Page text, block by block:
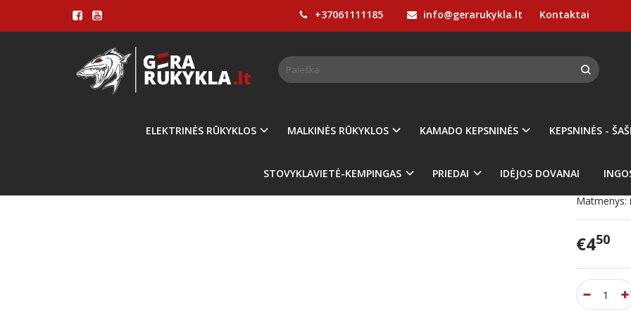
+37061111185 info@gerarukykla.lt Kontaktai
ELEKTRINĖS RŪKYKLOS MALKINĖS RŪKYKLOS KAMADO KEPSNINĖS KEPSNINĖS -
STOVYKLAVIETĖ-KEMPINGAS PRIEDAI IDĖJOS DOVANAI
STRYPAS ABAS 100L RŪKYKLAI, 47.5CM
Turimas
rūkykloje.
Matmenys:
€450